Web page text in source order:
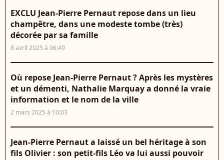
EXCLU Jean-Pierre Pernaut repose dans un lieu
champêtre, dans une modeste tombe (très)
décorée par sa famille
8 avril 2025 à 06:49
Où repose Jean-Pierre Pernaut ? Après les mystères
et un démenti, Nathalie Marquay a donné la vraie
information et le nom de la ville
2 mars 2025 à 10:03
Jean-Pierre Pernaut a laissé un bel héritage à son
fils Olivier : son petit-fils Léo va lui aussi pouvoir